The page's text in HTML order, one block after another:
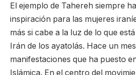
El ejemplo de Tahereh siempre
inspiración para las mujeres
más si cabe a la luz de lo que
Irán de los ayatolás. Hace un
manifestaciones que ha puesto
Islámica. En el centro del